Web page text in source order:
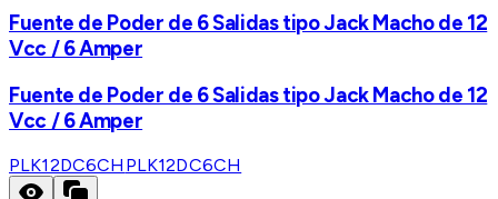
Fuente de Poder de 6 Salidas tipo Jack Macho de 12
Vcc / 6 Amper
Fuente de Poder de 6 Salidas tipo Jack Macho de 12
Vcc / 6 Amper
PLK12DC6CH PLK12DC6CH